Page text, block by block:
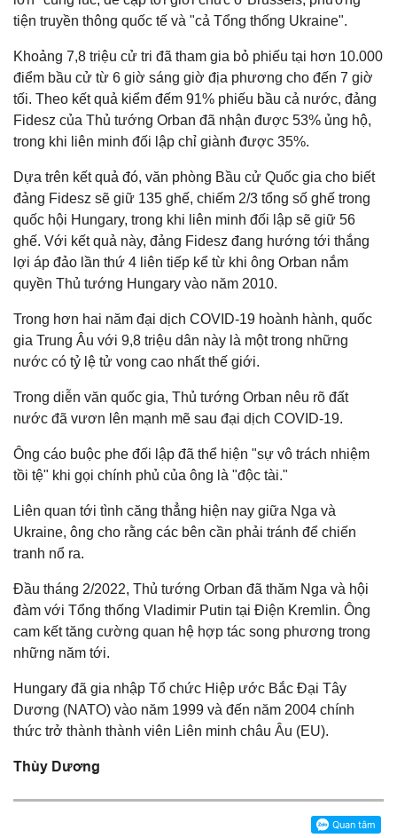
tiện truyền thông quốc tế và "cả Tổng thống Ukraine".
Khoảng 7,8 triệu cử tri đã tham gia bỏ phiếu tại hơn 10.000
điểm bầu cử từ 6 giờ sáng giờ địa phương cho đến 7 giờ
tối. Theo kết quả kiểm đếm 91% phiếu bầu cả nước, đảng
Fidesz của Thủ tướng Orban đã nhận được 53% ủng hộ,
trong khi liên minh đối lập chỉ giành được 35%.
Dựa trên kết quả đó, văn phòng Bầu cử Quốc gia cho biết
đảng Fidesz sẽ giữ 135 ghế, chiếm 2/3 tổng số ghế trong
quốc hội Hungary, trong khi liên minh đối lập sẽ giữ 56
ghế. Với kết quả này, đảng Fidesz đang hướng tới thắng
lợi áp đảo lần thứ 4 liên tiếp kể từ khi ông Orban nắm
quyền Thủ tướng Hungary vào năm 2010.
Trong hơn hai năm đại dịch COVID-19 hoành hành, quốc
gia Trung Âu với 9,8 triệu dân này là một trong những
nước có tỷ lệ tử vong cao nhất thế giới.
Trong diễn văn quốc gia, Thủ tướng Orban nêu rõ đất
nước đã vươn lên mạnh mẽ sau đại dịch COVID-19.
Ông cáo buộc phe đối lập đã thể hiện "sự vô trách nhiệm
tồi tệ" khi gọi chính phủ của ông là "độc tài."
Liên quan tới tình căng thẳng hiện nay giữa Nga và
Ukraine, ông cho rằng các bên cần phải tránh để chiến
tranh nổ ra.
Đầu tháng 2/2022, Thủ tướng Orban đã thăm Nga và hội
đàm với Tổng thống Vladimir Putin tại Điện Kremlin. Ông
cam kết tăng cường quan hệ hợp tác song phương trong
những năm tới.
Hungary đã gia nhập Tổ chức Hiệp ước Bắc Đại Tây
Dương (NATO) vào năm 1999 và đến năm 2004 chính
thức trở thành thành viên Liên minh châu Âu (EU).
Thùy Dương